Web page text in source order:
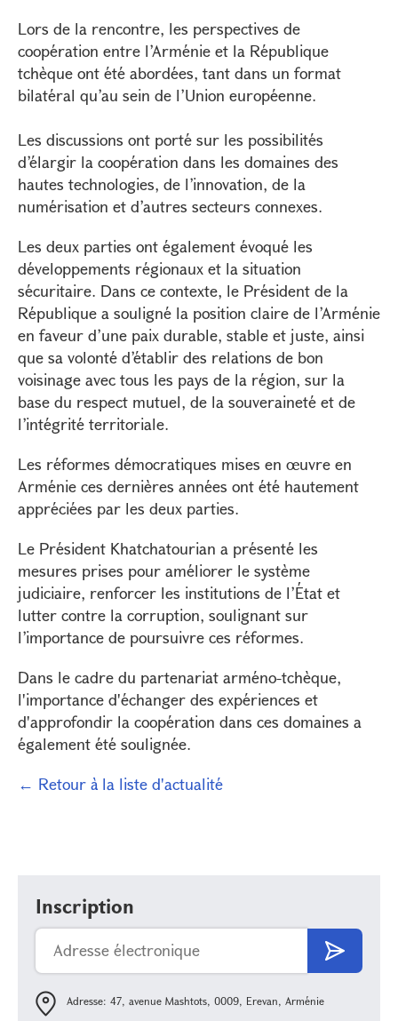
Lors de la rencontre, les perspectives de
coopération entre l’Arménie et la République
tchèque ont été abordées, tant dans un format
bilatéral qu’au sein de l’Union européenne.
Les discussions ont porté sur les possibilités
d’élargir la coopération dans les domaines des
hautes technologies, de l’innovation, de la
numérisation et d’autres secteurs connexes.
Les deux parties ont également évoqué les
développements régionaux et la situation
sécuritaire. Dans ce contexte, le Président de la
République a souligné la position claire de l’Arménie
en faveur d’une paix durable, stable et juste, ainsi
que sa volonté d’établir des relations de bon
voisinage avec tous les pays de la région, sur la
base du respect mutuel, de la souveraineté et de
l’intégrité territoriale.
Les réformes démocratiques mises en œuvre en
Arménie ces dernières années ont été hautement
appréciées par les deux parties.
Le Président Khatchatourian a présenté les
mesures prises pour améliorer le système
judiciaire, renforcer les institutions de l’État et
lutter contre la corruption, soulignant sur
l’importance de poursuivre ces réformes.
Dans le cadre du partenariat arméno-tchèque,
l'importance d'échanger des expériences et
d'approfondir la coopération dans ces domaines a
également été soulignée.
← Retour à la liste d'actualité
Inscription
Adresse: 47, avenue Mashtots, 0009, Erevan, Arménie